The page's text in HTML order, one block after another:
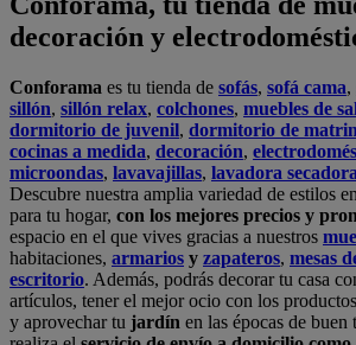
decoración y
Conforama es tu tienda de sofás, sofá cama,
sillón, sillón relax, colchones, muebles de
dormitorio de juvenil, dormitorio de
cocinas a medida, decoración,
microondas, lavavajillas, lavadora secadora
Descubre nuestra amplia variedad de estilos
para tu hogar, con los mejores precios y
espacio en el que vives gracias a nuestros
habitaciones, armarios y zapateros, mesas
escritorio. Además, podrás decorar tu casa
artículos, tener el mejor ocio con los
y aprovechar tu jardín en las épocas de